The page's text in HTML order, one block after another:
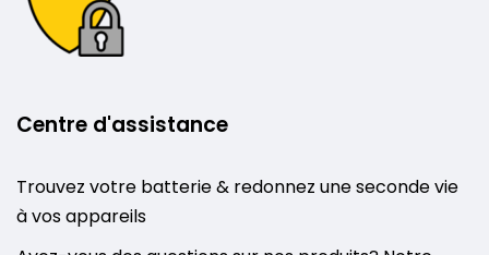
Centre d'assistance
Trouvez votre batterie & redonnez une seconde vie
à vos appareils